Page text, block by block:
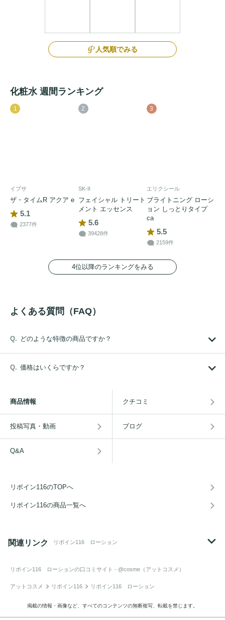
人気順でみる
化粧水 週間ランキング
1
イプサ
ザ・タイムR アクア e
5.1
2377件
2
SK-II
フェイシャル トリート
メント エッセンス
5.6
39428件
3
エリクシール
ブライトニング ローシ
ョン しっとりタイプ
ca
5.5
2159件
4位以降のランキングをみる
よくある質問（FAQ）
どのような特徴の商品ですか？
価格はいくらですか？
商品情報 クチコミ
投稿写真・動画 ブログ
Q&A
リポイン116のTOPへ
リポイン116の商品一覧へ
関連リンク リポイン116 ローション
リポイン116 ローションの口コミサイト - @cosme（アットコスメ）
アットコスメ リポイン116 リポイン116 ローション
掲載の情報・画像など、すべてのコンテンツの無断複写、転載を禁じます。